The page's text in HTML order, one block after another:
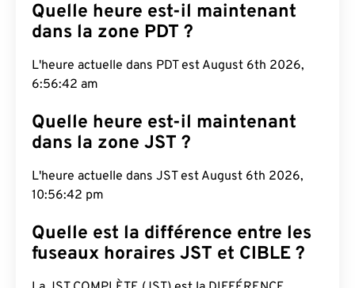
Quelle heure est-il maintenant
dans la zone PDT ?
L'heure actuelle dans PDT est August 6th 2026,
6:56:43 am
Quelle heure est-il maintenant
dans la zone JST ?
L'heure actuelle dans JST est August 6th 2026,
10:56:43 pm
Quelle est la différence entre les
fuseaux horaires JST et CIBLE ?